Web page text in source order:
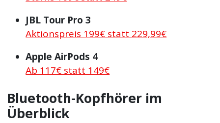
JBL Tour Pro 3
Aktionspreis 199€ statt 229,99€
Apple AirPods 4
Ab 117€ statt 149€
Bluetooth-Kopfhörer im
Überblick